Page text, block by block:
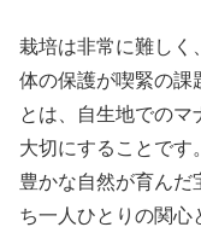
栽培は非常に難しく
体の保護が喫緊の課
とは、自生地でのマ
大切にすることです
豊かな自然が育んだ
ち一人ひとりの関心